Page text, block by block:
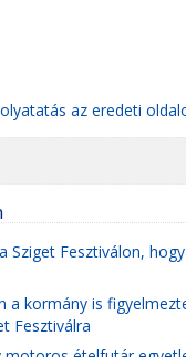
az eredeti
Sziget Fesztiválon,
a kormány is
Fesztiválra